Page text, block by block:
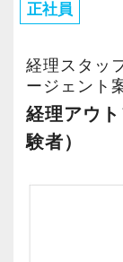
正社員
経理スタッ
ージェント
経理アウ
験者）